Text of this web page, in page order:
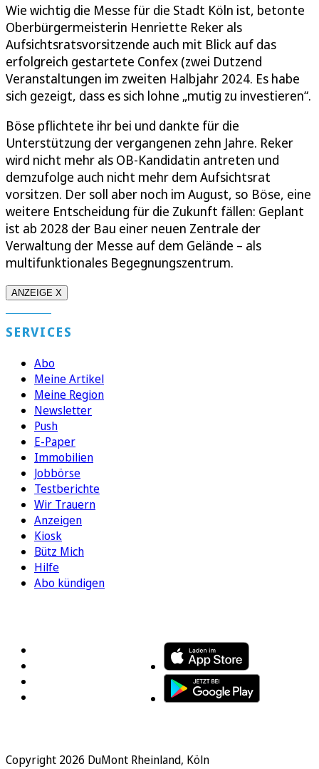
Wie wichtig die Messe für die Stadt Köln ist, betonte
Oberbürgermeisterin Henriette Reker als
Aufsichtsratsvorsitzende auch mit Blick auf das
erfolgreich gestartete Confex (zwei Dutzend
Veranstaltungen im zweiten Halbjahr 2024. Es habe
sich gezeigt, dass es sich lohne „mutig zu investieren“.
Böse pflichtete ihr bei und dankte für die
Unterstützung der vergangenen zehn Jahre. Reker
wird nicht mehr als OB-Kandidatin antreten und
demzufolge auch nicht mehr dem Aufsichtsrat
vorsitzen. Der soll aber noch im August, so Böse, eine
weitere Entscheidung für die Zukunft fällen: Geplant
ist ab 2028 der Bau einer neuen Zentrale der
Verwaltung der Messe auf dem Gelände – als
multifunktionales Begegnungszentrum.
ANZEIGE X
SERVICES
Abo
Meine Artikel
Meine Region
Newsletter
Push
E-Paper
Immobilien
Jobbörse
Testberichte
Wir Trauern
Anzeigen
Kiosk
Bütz Mich
Hilfe
Abo kündigen
Copyright 2026 DuMont Rheinland, Köln